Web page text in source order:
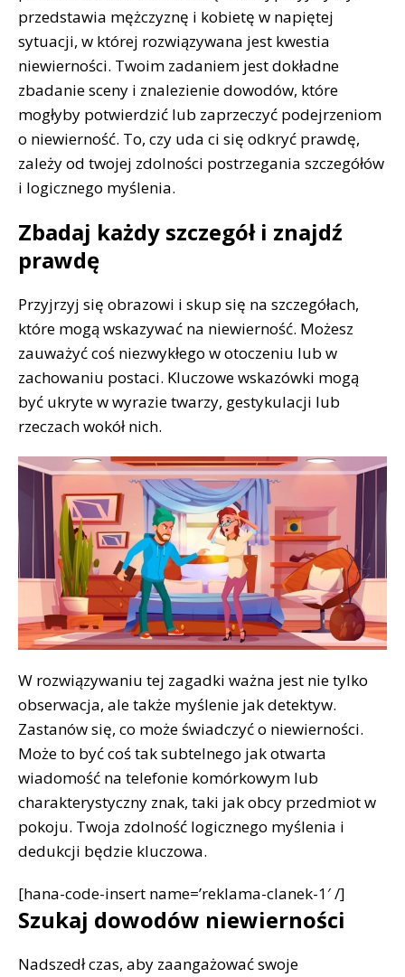
przedstawia mężczyznę i kobietę w napiętej
sytuacji, w której rozwiązywana jest kwestia
niewierności. Twoim zadaniem jest dokładne
zbadanie sceny i znalezienie dowodów, które
mogłyby potwierdzić lub zaprzeczyć podejrzeniom
o niewierność. To, czy uda ci się odkryć prawdę,
zależy od twojej zdolności postrzegania szczegółów
i logicznego myślenia.
Zbadaj każdy szczegół i znajdź
prawdę
Przyjrzyj się obrazowi i skup się na szczegółach,
które mogą wskazywać na niewierność. Możesz
zauważyć coś niezwykłego w otoczeniu lub w
zachowaniu postaci. Kluczowe wskazówki mogą
być ukryte w wyrazie twarzy, gestykulacji lub
rzeczach wokół nich.
W rozwiązywaniu tej zagadki ważna jest nie tylko
obserwacja, ale także myślenie jak detektyw.
Zastanów się, co może świadczyć o niewierności.
Może to być coś tak subtelnego jak otwarta
wiadomość na telefonie komórkowym lub
charakterystyczny znak, taki jak obcy przedmiot w
pokoju. Twoja zdolność logicznego myślenia i
dedukcji będzie kluczowa.
[hana-code-insert name=’reklama-clanek-1′ /]
Szukaj dowodów niewierności
Nadszedł czas, aby zaangażować swoje